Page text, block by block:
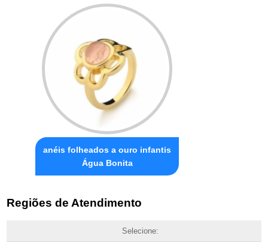
anéis folheados a ouro infantis
Água Bonita
Regiões de Atendimento
Selecione: